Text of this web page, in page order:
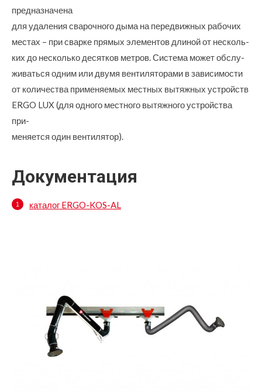
предназначена
для удаления сварочного дыма на передвижных рабочих
местах – при сварке прямых элементов длиной от несколь-
ких до несколько десятков метров. Система может обслу-
живаться одним или двумя вентиляторами в зависимости
от количества применяемых местных вытяжных устройств
ERGO LUX (для одного местного вытяжного устройства
при-
меняется один вентилятор).
Документация
каталог ERGO-KOS-AL